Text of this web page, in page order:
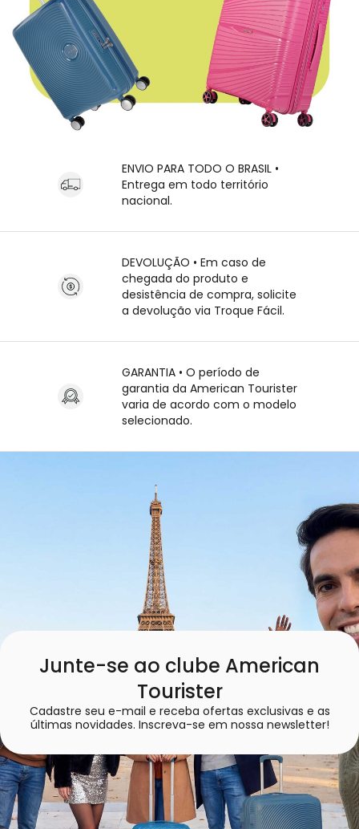
ENVIO PARA TODO O BRASIL •
Entrega em todo território
nacional.
DEVOLUÇÃO • Em caso de
chegada do produto e
desistência de compra, solicite
a devolução via Troque Fácil.
GARANTIA • O período de
garantia da American Tourister
varia de acordo com o modelo
selecionado.
Junte-se ao clube American
Tourister
Cadastre seu e-mail e receba ofertas exclusivas e as
últimas novidades. Inscreva-se em nossa newsletter!